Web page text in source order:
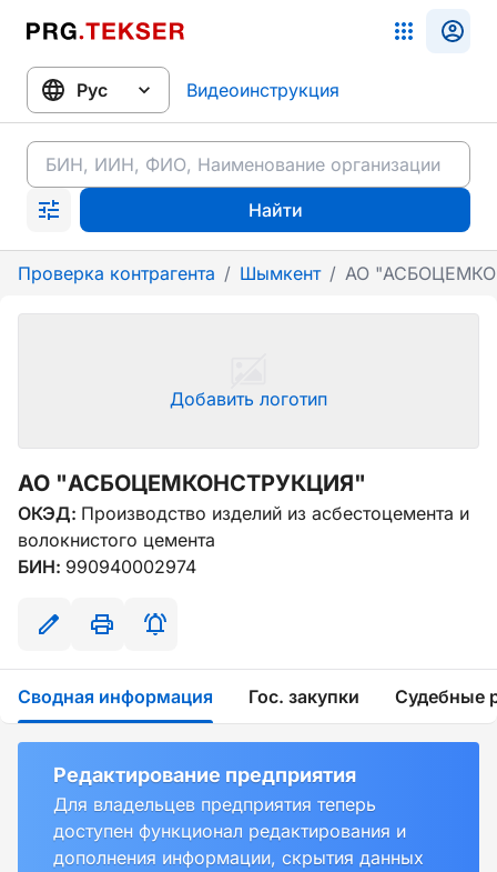
Видеоинструкция
Найти
Проверка контрагента / Шымкент / АО
Добавить логотип
АО "АСБОЦЕМКОНСТРУКЦИЯ"
ОКЭД: Производство изделий из асбестоцемента и
волокнистого цемента
БИН: 990940002974
Сводная информация Гос. закупки Судебные
Редактирование предприятия
Для владельцев предприятия теперь
доступен функционал редактирования и
дополнения информации, скрытия данных